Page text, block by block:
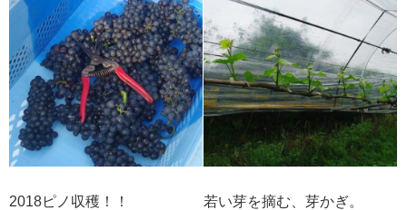
2018ピノ収穫！！ 若い芽を摘む、芽かぎ。